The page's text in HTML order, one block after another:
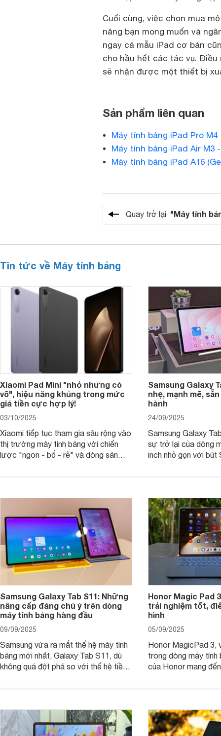
Cuối cùng, việc chọn mua
năng bạn mong muốn và
ngay cả mẫu iPad cơ bản
cho hầu hết các tác vụ. Điều
sẽ nhận được một thiết bị
Sản phẩm liên quan
Máy tính bảng iPad Pro M4
Máy tính bảng iPad Air M3
Máy tính bảng iPad A16
Quay trở lại "Máy tính
Tin tức về Máy tính bảng
Xiaomi Pad Mini "nhỏ nhưng có
võ", hiệu năng khủng trong mức
giá tiền cực hợp lý!
03/10/2025
Xiaomi tiếp tục tham gia sâu rộng vào
thị trường máy tính bảng với chiến
lược "ngon - bổ - rẻ" và dòng sản
hội tụ những trang bị cao cấp hàng
đầu, tối ưu trải nghiệm của người sử
dụng.
Samsung Galaxy
nhẹ, mạnh mẽ,
hành
24/09/2025
Samsung Galaxy
sự trở lại của dòng
inch nhỏ gọn với bút
thực sự đáng giá?
Samsung Galaxy Tab S11: Những
nâng cấp đáng chú ý trên dòng
máy tính bảng hàng đầu
09/09/2025
Samsung vừa ra mắt thế hệ máy tính
bảng mới nhất, Galaxy Tab S11, dù
không quá đột phá so với thế hệ tiền
đến trải nghiệm người dùng liền mạch
và mượt mà hơn.
Honor Magic Pad
trải nghiệm tốt,
hình
05/09/2025
Honor MagicPad 3,
trong dòng máy tính
của Honor mang
để lại một điểm trừ